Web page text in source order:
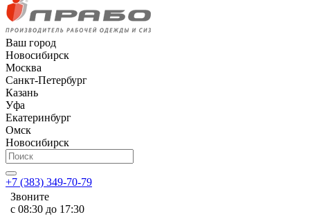
Ваш город
Новосибирск
Москва
Санкт-Петербург
Казань
Уфа
Екатеринбург
Омск
Новосибирск
+7 (383) 349-70-79
Звоните
с 08:30 до 17:30